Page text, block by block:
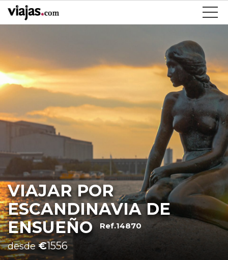
VIAJAR POR
ESCANDINAVIA DE
ENSUEÑO
Ref.14870
desde€1556